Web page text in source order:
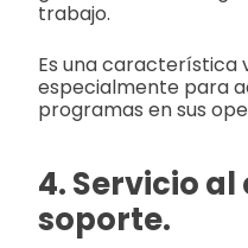
trabajo.
Es una característica
especialmente para
programas en sus
4. Servicio
soporte.